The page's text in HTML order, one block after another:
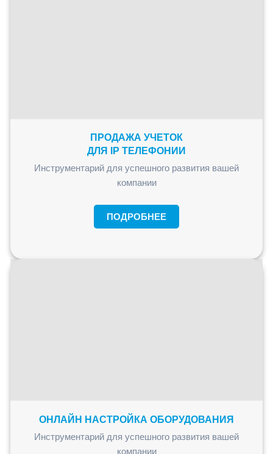
ПРОДАЖА УЧЕТОК
ДЛЯ IP ТЕЛЕФОНИИ
Инструментарий для успешного развития вашей
компании
ПОДРОБНЕЕ
ОНЛАЙН НАСТРОЙКА ОБОРУДОВАНИЯ
Инструментарий для успешного развития вашей
компании